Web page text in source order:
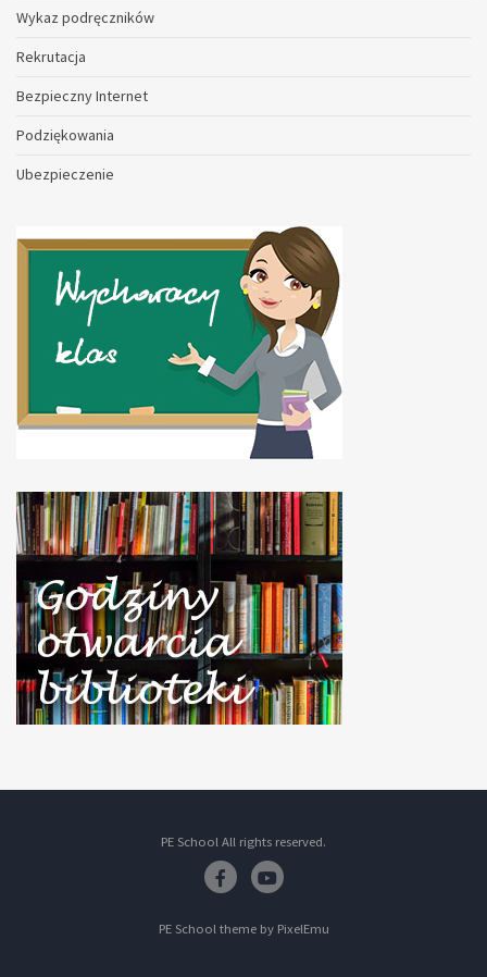
Wykaz podręczników
Rekrutacja
Bezpieczny Internet
Podziękowania
Ubezpieczenie
PE School All rights reserved.
PE School theme by PixelEmu